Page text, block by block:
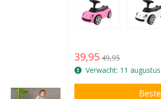
39,95 49,95
Verwacht: 11 augustus